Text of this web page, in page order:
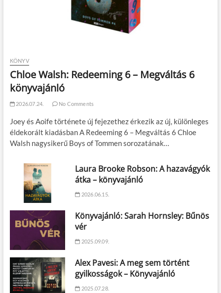
KÖNYV
Chloe Walsh: Redeeming 6 – Megváltás 6
könyvajánló
2026.07.24. No Comments
Joey és Aoife története új fejezethez érkezik az új, különleges
éldekorált kiadásban A Redeeming 6 – Megváltás 6 Chloe
Walsh nagysikerű Boys of Tommen sorozatának…
Laura Brooke Robson: A hazavágyók
átka – könyvajánló
2026.06.15.
Könyvajánló: Sarah Hornsley: Bűnös
vér
2025.09.09.
Alex Pavesi: A meg sem történt
gyilkosságok – Könyvajánló
2025.07.28.